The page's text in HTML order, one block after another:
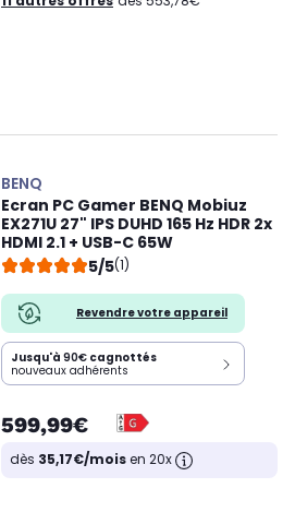
BENQ
Ecran PC Gamer BENQ Mobiuz
EX271U 27" IPS DUHD 165 Hz HDR 2x
HDMI 2.1 + USB-C 65W
5/5(1)
Revendre votre appareil
Jusqu'à 90€ cagnottés
nouveaux adhérents
599,99€
dès 35,17€/moisen 20x